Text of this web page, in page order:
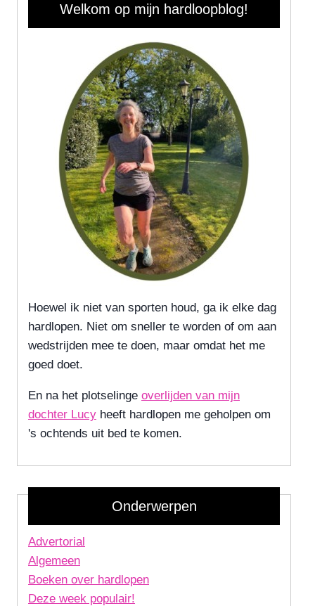
Welkom op mijn hardloopblog!
Hoewel ik niet van sporten houd, ga ik elke dag
hardlopen. Niet om sneller te worden of om aan
wedstrijden mee te doen, maar omdat het me
goed doet.
En na het plotselinge overlijden van mijn
dochter Lucy heeft hardlopen me geholpen om
's ochtends uit bed te komen.
Onderwerpen
Advertorial
Algemeen
Boeken over hardlopen
Deze week populair!